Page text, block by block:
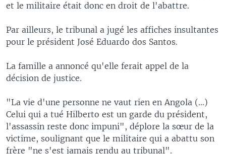
et le militaire était donc en droit de l'abattre.
Par ailleurs, le tribunal a jugé les affiches insultantes
pour le président José Eduardo dos Santos.
La famille a annoncé qu'elle ferait appel de la
décision de justice.
"La vie d'une personne ne vaut rien en Angola (...)
Celui qui a tué Hilberto est un garde du président,
l'assassin reste donc impuni", déplore la sœur de la
victime, soulignant que le militaire qui a abattu son
frère "ne s'est jamais rendu au tribunal".